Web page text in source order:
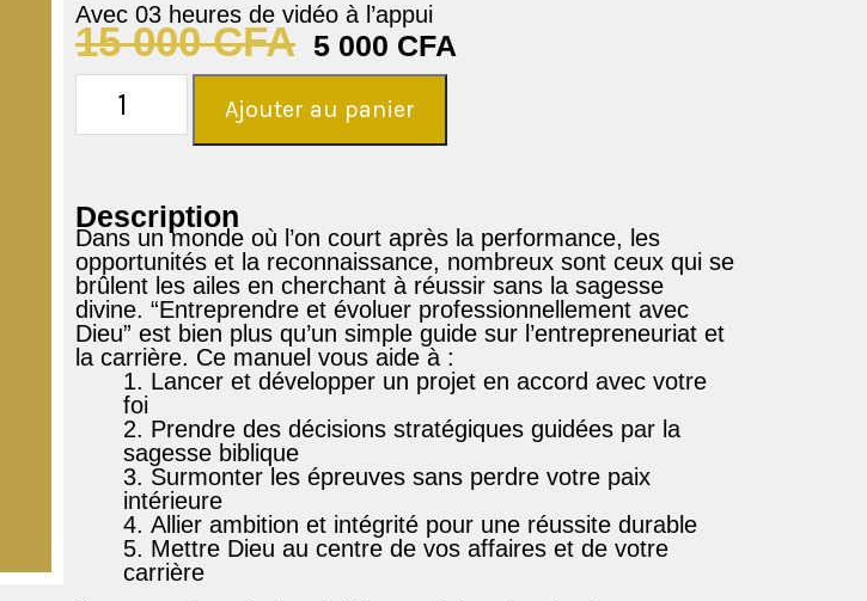
Avec 03 heures de vidéo à l’appui
15 000CFA 5 000 CFA
Ajouter au panier
Description
Dans un monde où l’on court après la performance, les
opportunités et la reconnaissance, nombreux sont ceux qui se
brûlent les ailes en cherchant à réussir sans la sagesse
divine. “Entreprendre et évoluer professionnellement avec
Dieu” est bien plus qu’un simple guide sur l’entrepreneuriat et
la carrière. Ce manuel vous aide à :
Lancer et développer un projet en accord avec votre
foi
Prendre des décisions stratégiques guidées par la
sagesse biblique
Surmonter les épreuves sans perdre votre paix
intérieure
Allier ambition et intégrité pour une réussite durable
Mettre Dieu au centre de vos affaires et de votre
carrière